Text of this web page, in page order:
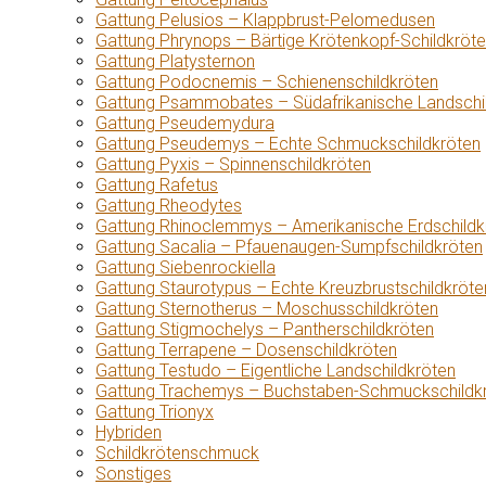
Gattung Pelusios – Klappbrust-Pelomedusen
Gattung Phrynops – Bärtige Krötenkopf-
Gattung Platysternon
Gattung Podocnemis – Schienenschildkröten
Gattung Psammobates – Südafrikanische
Gattung Pseudemydura
Gattung Pseudemys – Echte Schmuckschildkröten
Gattung Pyxis – Spinnenschildkröten
Gattung Rafetus
Gattung Rheodytes
Gattung Rhinoclemmys – Amerikanische
Gattung Sacalia – Pfauenaugen-Sumpfschildkröten
Gattung Siebenrockiella
Gattung Staurotypus – Echte
Gattung Sternotherus – Moschusschildkröten
Gattung Stigmochelys – Pantherschildkröten
Gattung Terrapene – Dosenschildkröten
Gattung Testudo – Eigentliche Landschildkröten
Gattung Trachemys – Buchstaben-
Gattung Trionyx
Hybriden
Schildkrötenschmuck
Sonstiges